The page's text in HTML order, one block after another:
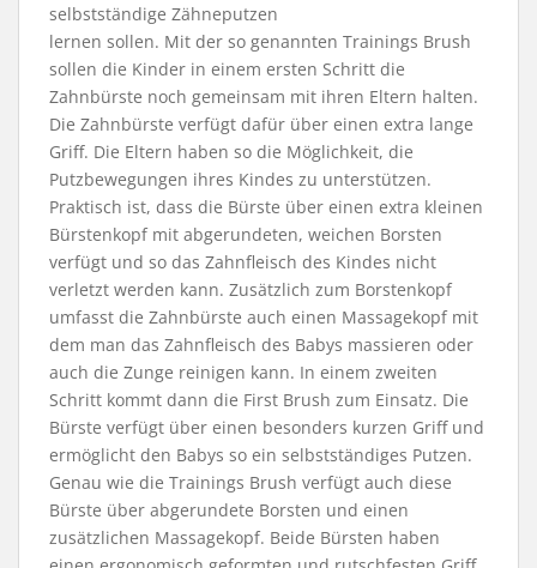
selbstständige Zähneputzen
lernen sollen. Mit der so genannten Trainings Brush
sollen die Kinder in einem ersten Schritt die
Zahnbürste noch gemeinsam mit ihren Eltern halten.
Die Zahnbürste verfügt dafür über einen extra lange
Griff. Die Eltern haben so die Möglichkeit, die
Putzbewegungen ihres Kindes zu unterstützen.
Praktisch ist, dass die Bürste über einen extra kleinen
Bürstenkopf mit abgerundeten, weichen Borsten
verfügt und so das Zahnfleisch des Kindes nicht
verletzt werden kann. Zusätzlich zum Borstenkopf
umfasst die Zahnbürste auch einen Massagekopf mit
dem man das Zahnfleisch des Babys massieren oder
auch die Zunge reinigen kann. In einem zweiten
Schritt kommt dann die First Brush zum Einsatz. Die
Bürste verfügt über einen besonders kurzen Griff und
ermöglicht den Babys so ein selbstständiges Putzen.
Genau wie die Trainings Brush verfügt auch diese
Bürste über abgerundete Borsten und einen
zusätzlichen Massagekopf. Beide Bürsten haben